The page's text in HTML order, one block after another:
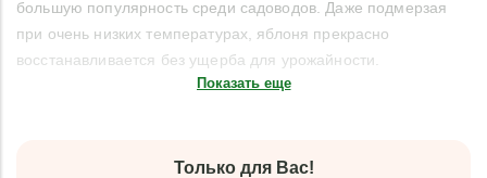
большую популярность среди садоводов. Даже подмерзая
при очень низких температурах, яблоня прекрасно
восстанавливается без ущерба для урожайности.
Показать еще
Только для Вас!